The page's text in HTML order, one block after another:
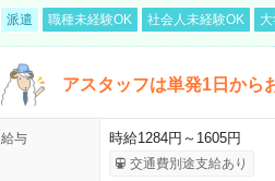
派遣 職種未経験OK 社会人未経験OK
アスタッフは単発1日から
給与 時給1284円～1605円
交通費別途支給あり